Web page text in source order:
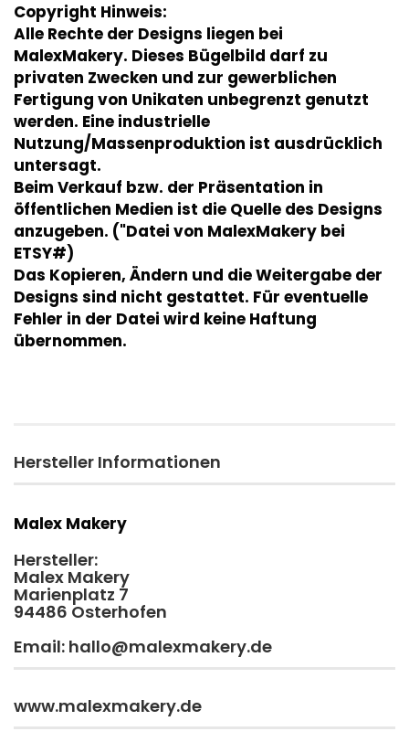
Copyright Hinweis:
Alle Rechte der Designs liegen bei
MalexMakery. Dieses Bügelbild darf zu
privaten Zwecken und zur gewerblichen
Fertigung von Unikaten unbegrenzt genutzt
werden. Eine industrielle
Nutzung/Massenproduktion ist ausdrücklich
untersagt.
Beim Verkauf bzw. der Präsentation in
öffentlichen Medien ist die Quelle des Designs
anzugeben. ("Datei von MalexMakery bei
ETSY#)
Das Kopieren, Ändern und die Weitergabe der
Designs sind nicht gestattet. Für eventuelle
Fehler in der Datei wird keine Haftung
übernommen.
Hersteller Informationen
Malex Makery
Hersteller:
Malex Makery
Marienplatz 7
94486 Osterhofen
Email: hallo@malexmakery.de
www.malexmakery.de